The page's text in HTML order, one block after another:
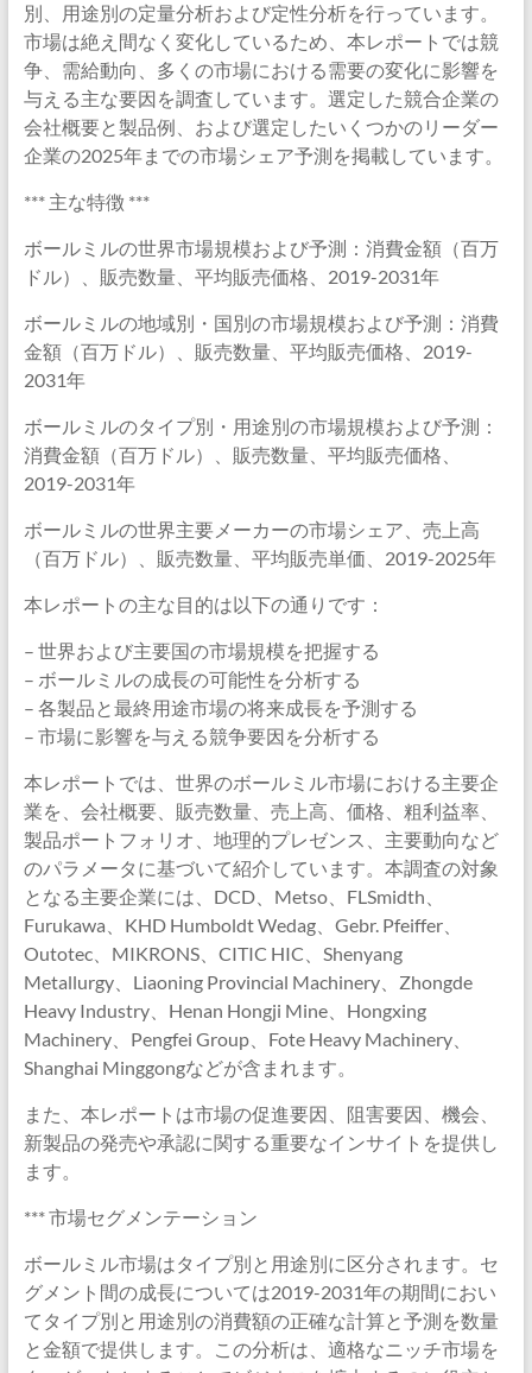
別、用途別の定量分析および定性分析を行っています。
市場は絶え間なく変化しているため、本レポートでは競
争、需給動向、多くの市場における需要の変化に影響を
与える主な要因を調査しています。選定した競合企業の
会社概要と製品例、および選定したいくつかのリーダー
企業の2025年までの市場シェア予測を掲載しています。
*** 主な特徴 ***
ボールミルの世界市場規模および予測：消費金額（百万
ドル）、販売数量、平均販売価格、2019-2031年
ボールミルの地域別・国別の市場規模および予測：消費
金額（百万ドル）、販売数量、平均販売価格、2019-
2031年
ボールミルのタイプ別・用途別の市場規模および予測：
消費金額（百万ドル）、販売数量、平均販売価格、
2019-2031年
ボールミルの世界主要メーカーの市場シェア、売上高
（百万ドル）、販売数量、平均販売単価、2019-2025年
本レポートの主な目的は以下の通りです：
– 世界および主要国の市場規模を把握する
– ボールミルの成長の可能性を分析する
– 各製品と最終用途市場の将来成長を予測する
– 市場に影響を与える競争要因を分析する
本レポートでは、世界のボールミル市場における主要企
業を、会社概要、販売数量、売上高、価格、粗利益率、
製品ポートフォリオ、地理的プレゼンス、主要動向など
のパラメータに基づいて紹介しています。本調査の対象
となる主要企業には、DCD、Metso、FLSmidth、
Furukawa、KHD Humboldt Wedag、Gebr. Pfeiffer、
Outotec、MIKRONS、CITIC HIC、Shenyang
Metallurgy、Liaoning Provincial Machinery、Zhongde
Heavy Industry、Henan Hongji Mine、Hongxing
Machinery、Pengfei Group、Fote Heavy Machinery、
Shanghai Minggongなどが含まれます。
また、本レポートは市場の促進要因、阻害要因、機会、
新製品の発売や承認に関する重要なインサイトを提供し
ます。
*** 市場セグメンテーション
ボールミル市場はタイプ別と用途別に区分されます。セ
グメント間の成長については2019-2031年の期間におい
てタイプ別と用途別の消費額の正確な計算と予測を数量
と金額で提供します。この分析は、適格なニッチ市場を